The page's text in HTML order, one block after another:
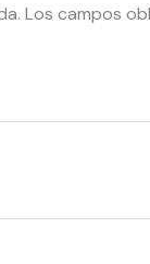
Los campos